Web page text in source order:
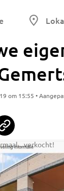
om 15:55 •